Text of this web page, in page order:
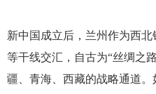
新中国成立后，兰州作为西北
等干线交汇，自古为“丝绸之
疆、青海、西藏的战略通道。